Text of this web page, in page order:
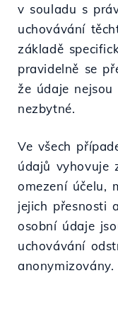
v souladu s
uchovávání
základě
pravidelně se
že údaje
nezbytné.
Ve všech
údajů vyhovuje
omezení účelu,
jejich přesnosti
osobní údaje
uchovávání
anonymizovány.